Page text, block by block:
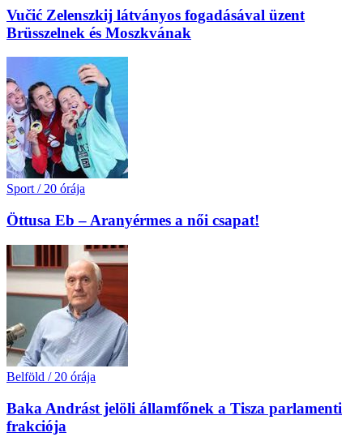
Vučić Zelenszkij látványos fogadásával üzent
Brüsszelnek és Moszkvának
Sport / 20 órája
Öttusa Eb – Aranyérmes a női csapat!
Belföld / 20 órája
Baka Andrást jelöli államfőnek a Tisza parlamenti
frakciója